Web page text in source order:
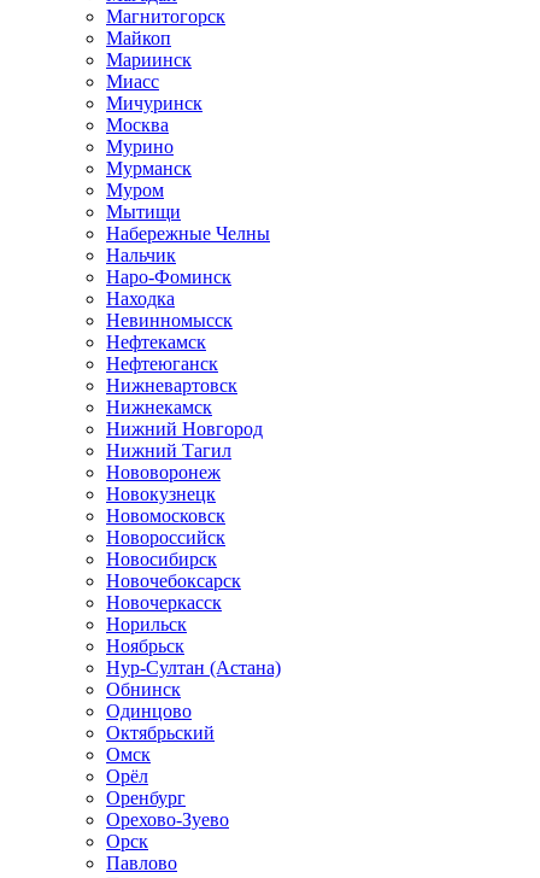
Магнитогорск
Майкоп
Мариинск
Миасс
Мичуринск
Москва
Мурино
Мурманск
Муром
Мытищи
Набережные Челны
Нальчик
Наро-Фоминск
Находка
Невинномысск
Нефтекамск
Нефтеюганск
Нижневартовск
Нижнекамск
Нижний Новгород
Нижний Тагил
Нововоронеж
Новокузнецк
Новомосковск
Новороссийск
Новосибирск
Новочебоксарск
Новочеркасск
Норильск
Ноябрьск
Нур-Султан (Астана)
Обнинск
Одинцово
Октябрьский
Омск
Орёл
Оренбург
Орехово-Зуево
Орск
Павлово